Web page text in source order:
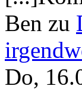
Ben zu
Do,